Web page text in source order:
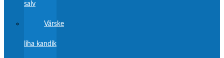
salv
Värske
liha kandik